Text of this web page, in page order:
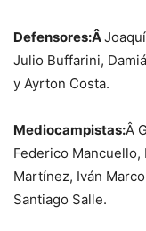
Defensores:Â
Julio Buffarini,
y Ayrton Costa.
Mediocampistas:Â
Federico Mancuello,
Martínez, Iván
Santiago Salle.